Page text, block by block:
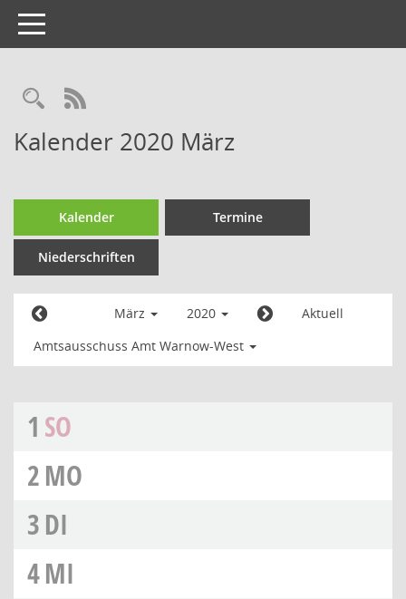
Toggle
navigation
Kalender 2020 März
Kalender Termine
Niederschriften
März 2020
Aktuell
Amtsausschuss Amt Warnow-West
1 SO
2MO
3DI
4MI